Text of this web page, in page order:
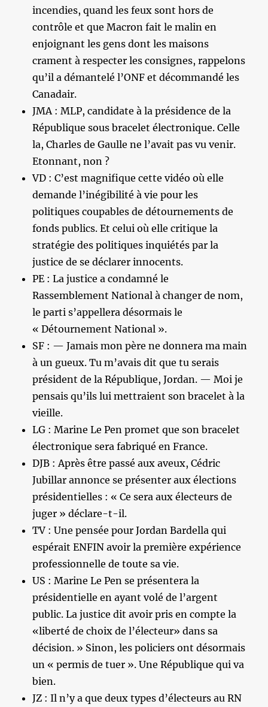
incendies, quand les feux sont hors de
contrôle et que Macron fait le malin en
enjoignant les gens dont les maisons
crament à respecter les consignes, rappelons
qu’il a démantelé l’ONF et décommandé les
Canadair.
JMA : MLP, candidate à la présidence de la
République sous bracelet électronique. Celle
la, Charles de Gaulle ne l’avait pas vu venir.
Etonnant, non ?
VD : C’est magnifique cette vidéo où elle
demande l’inégibilité à vie pour les
politiques coupables de détournements de
fonds publics. Et celui où elle critique la
stratégie des politiques inquiétés par la
justice de se déclarer innocents.
PE : La justice a condamné le
Rassemblement National à changer de nom,
le parti s’appellera désormais le
« Détournement National ».
SF : — Jamais mon père ne donnera ma main
à un gueux. Tu m’avais dit que tu serais
président de la République, Jordan. — Moi je
pensais qu’ils lui mettraient son bracelet à la
vieille.
LG : Marine Le Pen promet que son bracelet
électronique sera fabriqué en France.
DJB : Après être passé aux aveux, Cédric
Jubillar annonce se présenter aux élections
présidentielles : « Ce sera aux électeurs de
juger » déclare-t-il.
TV : Une pensée pour Jordan Bardella qui
espérait ENFIN avoir la première expérience
professionnelle de toute sa vie.
US : Marine Le Pen se présentera la
présidentielle en ayant volé de l’argent
public. La justice dit avoir pris en compte la
«liberté de choix de l’électeur» dans sa
décision. » Sinon, les policiers ont désormais
un « permis de tuer ». Une République qui va
bien.
JZ : Il n’y a que deux types d’électeurs au RN